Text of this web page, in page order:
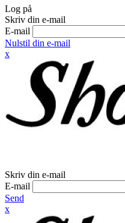
Log på
Skriv din e-mail
E-mail
Nulstil din e-mail
x
Skriv din e-mail
E-mail
Send
x